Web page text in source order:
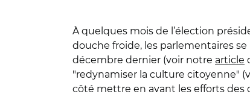
À quelques mois de l’élection
douche froide, les parlementaires
décembre dernier (voir notre article
"redynamiser la culture citoyenne"
côté mettre en avant les efforts des